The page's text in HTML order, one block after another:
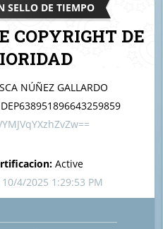
SELLO DE TIEMPO
COPYRIGHT DE
NÚÑEZ GALLARDO
DEP638951896643259859
Active
10/4/2025 1:29:53 PM